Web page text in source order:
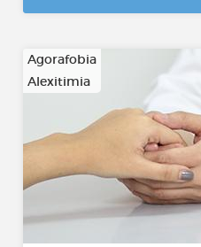
Agorafobia
Alexitimia